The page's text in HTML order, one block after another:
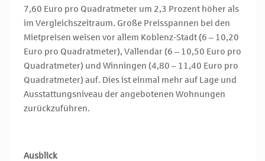
7,60 Euro pro Quadratmeter um 2,3 Prozent höher als
im Vergleichszeitraum. Große Preisspannen bei den
Mietpreisen weisen vor allem Koblenz-Stadt (6 – 10,20
Euro pro Quadratmeter), Vallendar (6 – 10,50 Euro pro
Quadratmeter) und Winningen (4,80 – 11,40 Euro pro
Quadratmeter) auf. Dies ist einmal mehr auf Lage und
Ausstattungsniveau der angebotenen Wohnungen
zurückzuführen.
Ausblick